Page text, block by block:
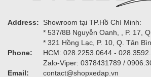
Address:
Showroom tại TP.Hồ Chí Minh:
* 537/8B Nguyễn Oanh, , P. 17,
* 321 Hồng Lạc, P. 10, Q. Tân
Phone:
HCM: 028.2253.0644 -
Zalo-Viper: 0378431789 /
Email:
contact@shopxedap.vn